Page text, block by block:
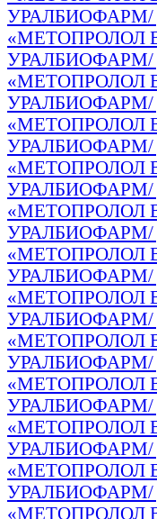
УРАЛБИОФАРМ/
«МЕТОПРОЛОЛ
УРАЛБИОФАРМ/
«МЕТОПРОЛОЛ
УРАЛБИОФАРМ/
«МЕТОПРОЛОЛ
УРАЛБИОФАРМ/
«МЕТОПРОЛОЛ
УРАЛБИОФАРМ/
«МЕТОПРОЛОЛ
УРАЛБИОФАРМ/
«МЕТОПРОЛОЛ
УРАЛБИОФАРМ/
«МЕТОПРОЛОЛ
УРАЛБИОФАРМ/
«МЕТОПРОЛОЛ
УРАЛБИОФАРМ/
«МЕТОПРОЛОЛ
УРАЛБИОФАРМ/
«МЕТОПРОЛОЛ
УРАЛБИОФАРМ/
«МЕТОПРОЛОЛ
УРАЛБИОФАРМ/
«МЕТОПРОЛОЛ